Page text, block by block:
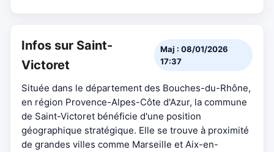
Infos sur Saint-
Victoret
Maj : 08/01/2026
17:37
Située dans le département des Bouches-du-Rhône,
en région Provence-Alpes-Côte d'Azur, la commune
de Saint-Victoret bénéficie d'une position
géographique stratégique. Elle se trouve à proximité
de grandes villes comme Marseille et Aix-en-